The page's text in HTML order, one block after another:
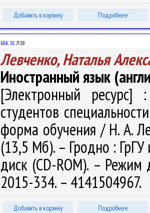
Добавить в корзину Подробнее
ББК 81.Л38
Левченко, Наталья
Иностранный язык
[Электронный ресурс]
студентов
форма обучения / Н. А.
(13,5 Мб). – Гродно :
диск (CD-ROM). –
2015-334. – 4141504967.
Добавить в корзину Подробнее